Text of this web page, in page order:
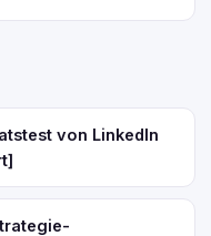
von LinkedIn